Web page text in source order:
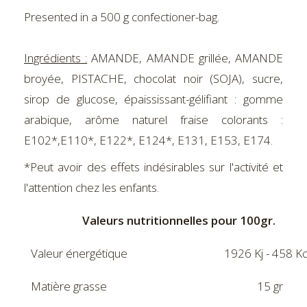
Presented in a 500 g confectioner-bag.
Ingrédients : AMANDE, AMANDE grillée, AMANDE
broyée, PISTACHE, chocolat noir (SOJA), sucre,
sirop de glucose, épaississant-gélifiant : gomme
arabique, arôme naturel fraise colorants :
E102*,E110*, E122*, E124*, E131, E153, E174.
*Peut avoir des effets indésirables sur l'activité et
l'attention chez les enfants.
Valeurs nutritionnelles pour 100gr.
Valeur énergétique 1926 Kj - 458
Matière grasse 15 gr